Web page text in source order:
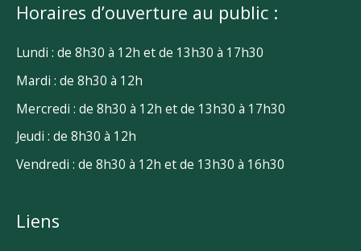
Horaires d’ouverture au public :
Lundi : de 8h30 à 12h et de 13h30 à 17h30
Mardi : de 8h30 à 12h
Mercredi : de 8h30 à 12h et de 13h30 à 17h30
Jeudi : de 8h30 à 12h
Vendredi : de 8h30 à 12h et de 13h30 à 16h30
Liens